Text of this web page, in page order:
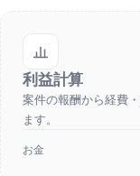
利益計算
案件の報酬から経費
ます。
お金